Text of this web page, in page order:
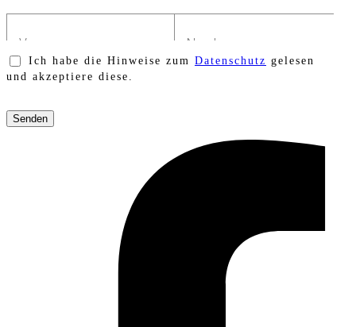
Ich habe die Hinweise zum Datenschutz gelesen
und akzeptiere diese.
lasse